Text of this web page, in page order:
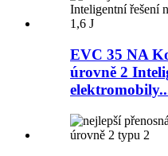
EVC 35 NA
úrovně 2